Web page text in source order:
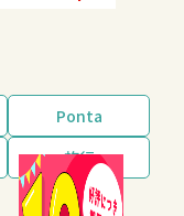
Ponta
旅行